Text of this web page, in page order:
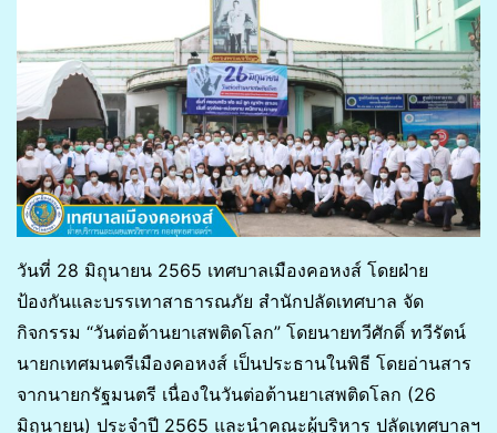
วันที่ 28 มิถุนายน 2565 เทศบาลเมืองคอหงส์ โดยฝ่าย
ป้องกันและบรรเทาสาธารณภัย สำนักปลัดเทศบาล จัด
กิจกรรม “วันต่อต้านยาเสพติดโลก” โดยนายทวีศักดิ์ ทวีรัตน์
นายกเทศมนตรีเมืองคอหงส์ เป็นประธานในพิธี โดยอ่านสาร
จากนายกรัฐมนตรี เนื่องในวันต่อต้านยาเสพติดโลก (26
มิถุนายน) ประจำปี 2565 และนำคณะผู้บริหาร ปลัดเทศบาลฯ